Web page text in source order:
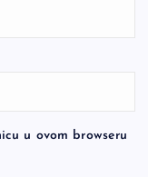
u ovom browseru